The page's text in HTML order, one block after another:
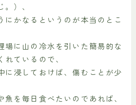
）、
にかなるというのが本当のとこ
場に山の冷水を引いた簡易的な
ているので、
に浸しておけば、傷むことが少
魚を毎日食べたいのであれば、